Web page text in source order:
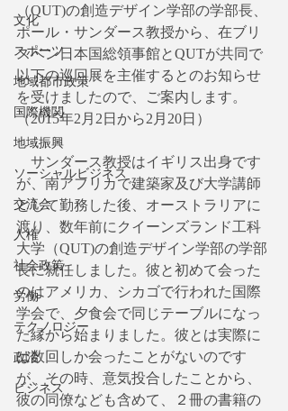
文化
スポーツ
地域都市政策
国際機関
地域振興
ソーシャルビジネス
交流会
人権
社会政策
労働
テクノロジー
政治
ビジネス
（QUT)の創造デザイン学部の学部長、
ポール・サンダース教授から、在ブリ
スベン日本国総領事館とQUTが共同で
以下の巡回展を主催するとのお知らせ
を受けましたので、ご案内します。
（2015年2月2日から2月20日）
サンダース教授はイギリス出身です
が、南アフリカで建築家及び大学講師
として勤務した後、オーストラリアに
渡り、数年前にクイーンズランド工科
大学（QUT)の創造デザイン学部の学部
長に就任しました。彼と初めて会った
のはアメリカ、シカゴで行われた国際
学会で、夕食会で同じテーブルになっ
た縁から始まりました。彼とは実際に
は数回しか会ったことがないのです
が、その時、意気投合したことから、
彼の同僚なども含めて、２冊の書籍の